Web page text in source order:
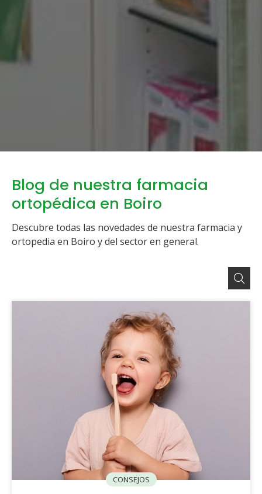
Blog de nuestra farmacia
ortopédica en Boiro
Descubre todas las novedades de nuestra farmacia y
ortopedia en Boiro y del sector en general.
CONSEJOS